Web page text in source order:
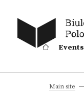
Events
Main site